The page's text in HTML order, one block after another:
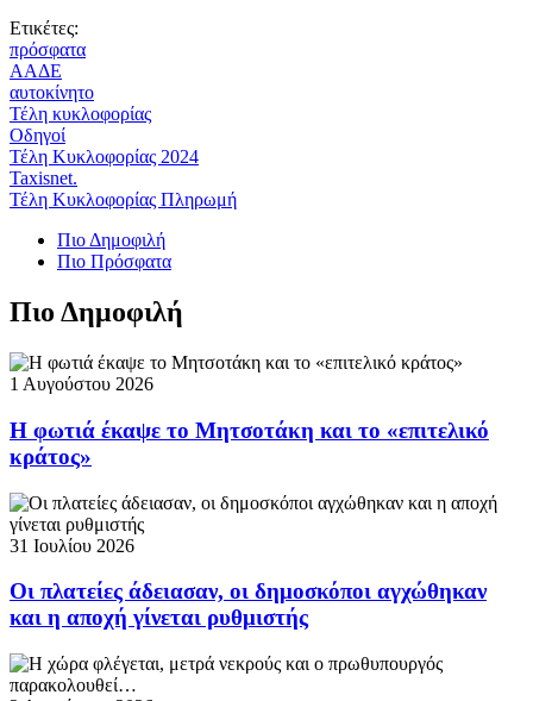
Ετικέτες:
πρόσφατα
ΑΑΔΕ
αυτοκίνητο
Τέλη κυκλοφορίας
Οδηγοί
Τέλη Κυκλοφορίας 2024
Taxisnet.
Τέλη Κυκλοφορίας Πληρωμή
Πιο Δημοφιλή
Πιο Πρόσφατα
Πιο Δημοφιλή
1 Αυγούστου 2026
Η φωτιά έκαψε το Μητσοτάκη και το «επιτελικό
κράτος»
31 Ιουλίου 2026
Οι πλατείες άδειασαν, οι δημοσκόποι αγχώθηκαν
και η αποχή γίνεται ρυθμιστής